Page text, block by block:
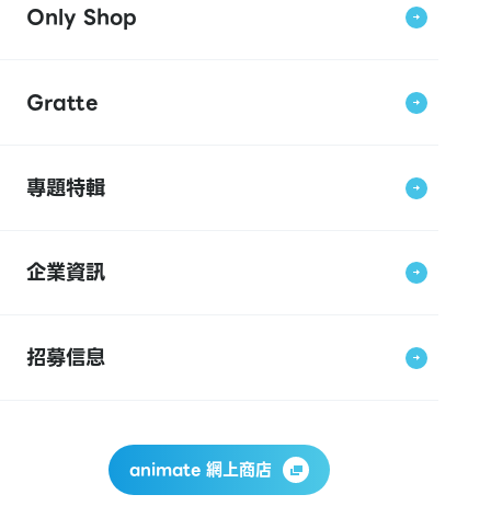
Only Shop
Gratte
專題特輯
企業資訊
招募信息
animate 網上商店